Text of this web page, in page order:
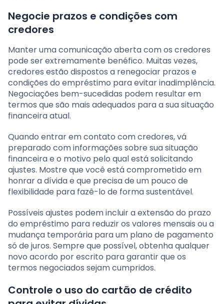
Negocie prazos e condições com
credores
Manter uma comunicação aberta com os credores
pode ser extremamente benéfico. Muitas vezes,
credores estão dispostos a renegociar prazos e
condições do empréstimo para evitar inadimplência.
Negociações bem-sucedidas podem resultar em
termos que são mais adequados para a sua situação
financeira atual.
Quando entrar em contato com credores, vá
preparado com informações sobre sua situação
financeira e o motivo pelo qual está solicitando
ajustes. Mostre que você está comprometido em
honrar a dívida e que precisa de um pouco de
flexibilidade para fazê-lo de forma sustentável.
Possíveis ajustes podem incluir a extensão do prazo
do empréstimo para reduzir os valores mensais ou a
mudança temporária para um plano de pagamento
só de juros. Sempre que possível, obtenha qualquer
novo acordo por escrito para garantir que os
termos negociados sejam cumpridos.
Controle o uso do cartão de crédito